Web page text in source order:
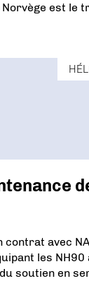
est
avec
les NH90
soutien en